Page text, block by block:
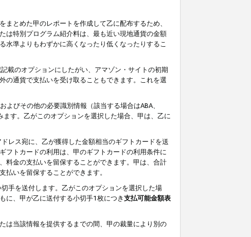
とめた甲のレポートを作成して乙に配布するため、
は特別プログラム紹介料は、最も近い現地通貨の金額
水準よりもわずかに高くなったり低くなったりするこ
載のオプションにしたがい、アマゾン・サイトの初期
の通貨で支払いを受け取ることもできます。これを選
びその他の必要識別情報（該当する場合はABA、
す。乙がこのオプションを選択した場合、甲は、乙に
レス宛に、乙が獲得した金額相当のギフトカードを送
フトカードの利用は、甲のギフトカードの利用条件に
料金の支払いを留保することができます。甲は、合計
いを留保することができます。
手を送付します。乙がこのオプションを選択した場
に、甲が乙に送付する小切手1枚につき支払可能金額表
は当該情報を提供するまでの間、甲の裁量により別の